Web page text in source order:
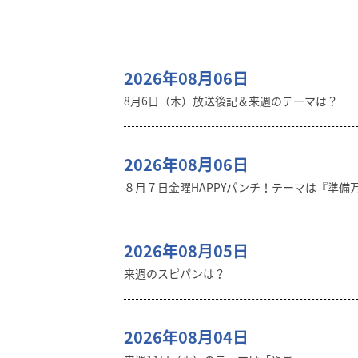
2026年08月06日
8月6日（木）放送後記＆来週のテーマは？
2026年08月06日
８月７日金曜HAPPYパンチ！テーマは『準備
2026年08月05日
来週のスピパンは？
2026年08月04日